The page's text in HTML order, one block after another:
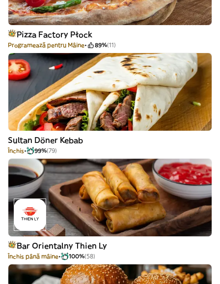
Pizza Factory Płock
Programează pentru Mâine 89%(11)
Sultan Döner Kebab
Închis 99%(79)
Bar Orientalny Thien Ly
Închis până mâine 100%(58)